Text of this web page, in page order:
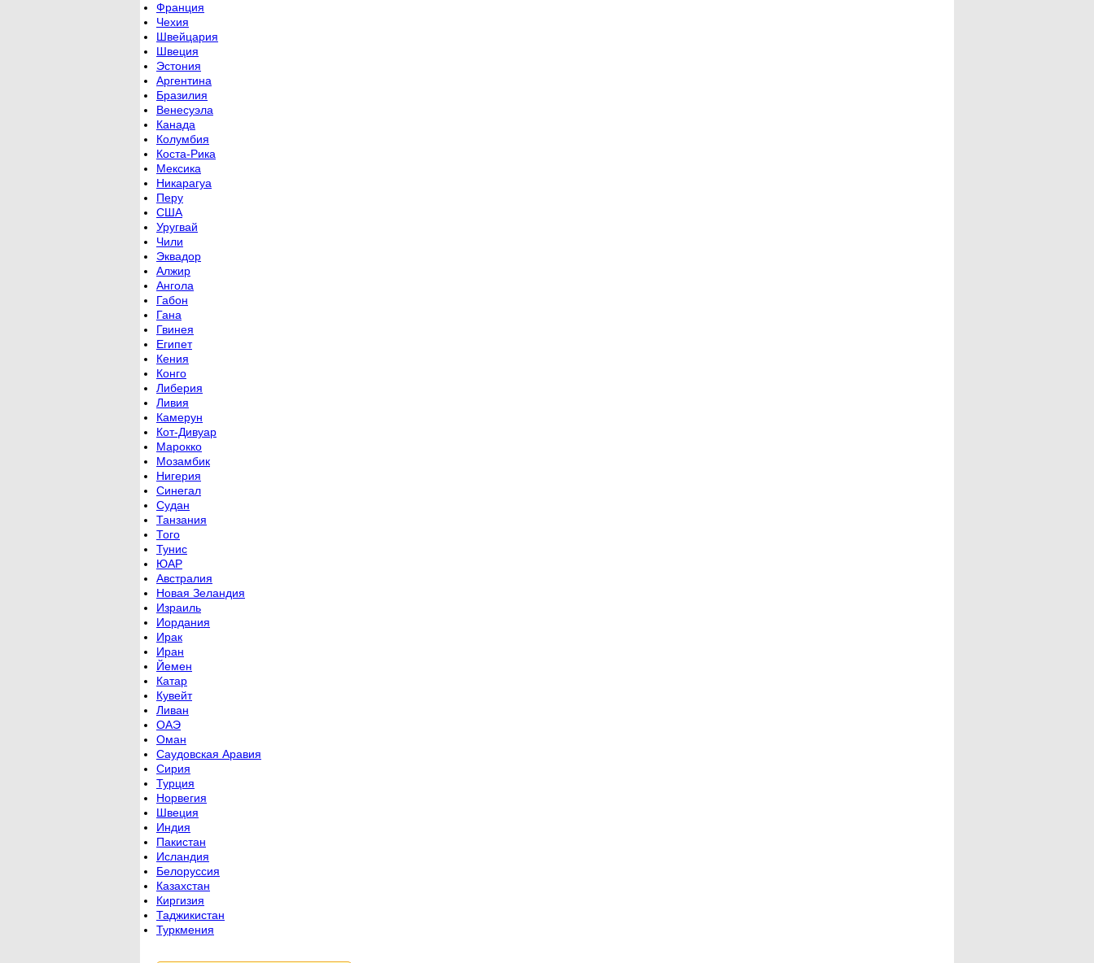
Франция
Чехия
Швейцария
Швеция
Эстония
Аргентина
Бразилия
Венесуэла
Канада
Колумбия
Коста-Рика
Мексика
Никарагуа
Перу
США
Уругвай
Чили
Эквадор
Алжир
Ангола
Габон
Гана
Гвинея
Египет
Кения
Конго
Либерия
Ливия
Камерун
Кот-Дивуар
Марокко
Мозамбик
Нигерия
Синегал
Судан
Танзания
Того
Тунис
ЮАР
Австралия
Новая Зеландия
Израиль
Иордания
Ирак
Иран
Йемен
Катар
Кувейт
Ливан
ОАЭ
Оман
Саудовская Аравия
Сирия
Турция
Норвегия
Швеция
Индия
Пакистан
Исландия
Белоруссия
Казахстан
Киргизия
Таджикистан
Туркмения